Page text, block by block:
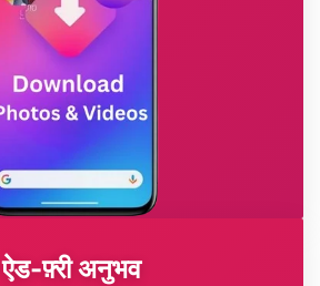
ऐड-फ़्री अनुभव